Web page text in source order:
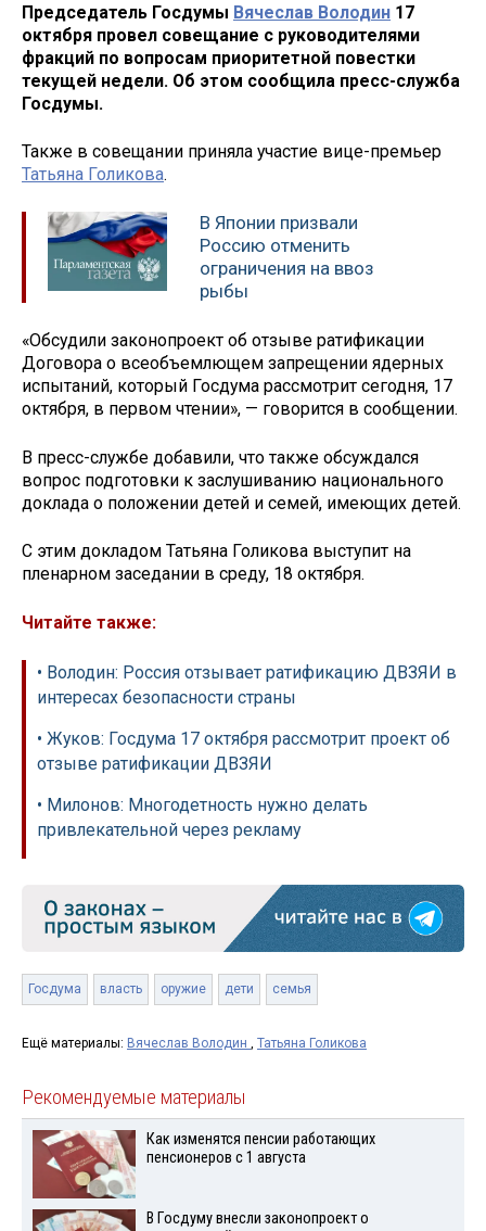
Председатель Госдумы Вячеслав Володин 17
октября провел совещание с руководителями
фракций по вопросам приоритетной повестки
текущей недели. Об этом сообщила пресс-служба
Госдумы.
Также в совещании приняла участие вице-премьер
Татьяна Голикова.
В Японии призвали
Россию отменить
ограничения на ввоз
рыбы
«Обсудили законопроект об отзыве ратификации
Договора о всеобъемлющем запрещении ядерных
испытаний, который Госдума рассмотрит сегодня, 17
октября, в первом чтении», — говорится в сообщении.
В пресс-службе добавили, что также обсуждался
вопрос подготовки к заслушиванию национального
доклада о положении детей и семей, имеющих детей.
С этим докладом Татьяна Голикова выступит на
пленарном заседании в среду, 18 октября.
Читайте также:
• Володин: Россия отзывает ратификацию ДВЗЯИ в
интересах безопасности страны
• Жуков: Госдума 17 октября рассмотрит проект об
отзыве ратификации ДВЗЯИ
• Милонов: Многодетность нужно делать
привлекательной через рекламу
Госдума власть оружие дети семья
Ещё материалы: Вячеслав Володин , Татьяна Голикова
Рекомендуемые материалы
Как изменятся пенсии работающих
пенсионеров с 1 августа
В Госдуму внесли законопроект о